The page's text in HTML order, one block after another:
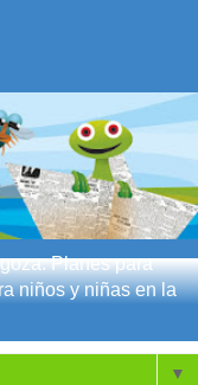
Planes para
niños y niñas en la
▼